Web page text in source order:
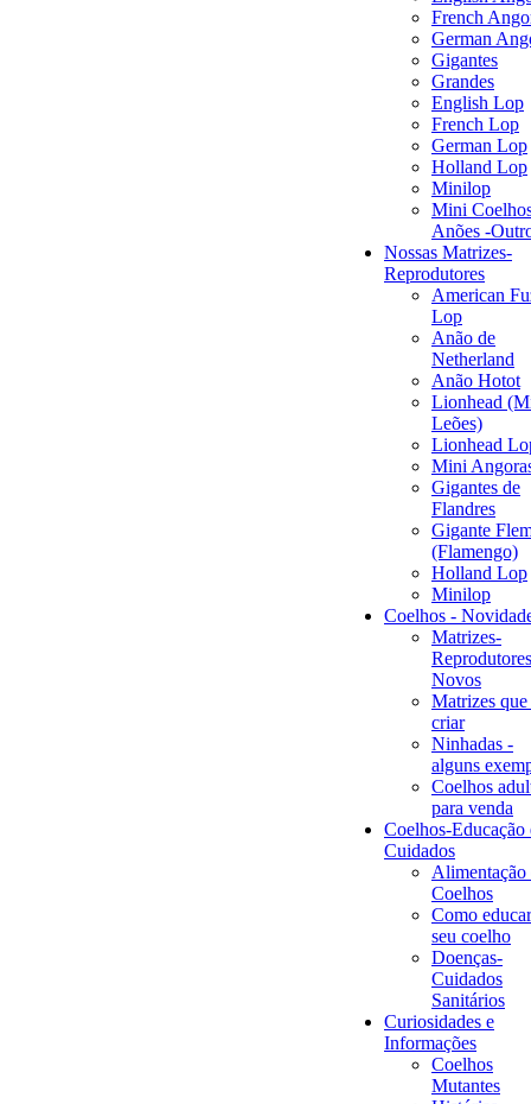
French
German
Gigantes
Grandes
English Lop
French Lop
German Lop
Holland Lop
Minilop
Mini
Anões -
Nossas Matrizes-
Reprodutores
American
Lop
Anão de
Netherland
Anão Hotot
Lionhead
Leões)
Lionhead
Mini
Gigantes de
Flandres
Gigante
(Flamengo)
Holland Lop
Minilop
Coelhos -
Matrizes-
Novos
Matrizes
criar
Ninhadas -
alguns
Coelhos
para venda
Coelhos-Educação
Cuidados
Alimentação
Coelhos
Como
seu coelho
Doenças-
Cuidados
Sanitários
Curiosidades e
Informações
Coelhos
Mutantes